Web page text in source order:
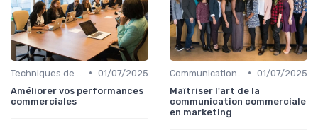
• 01/07/2025
Améliorer vos performances
commerciales
• 01/07/2025
Maîtriser l'art de la
communication commerciale
en marketing